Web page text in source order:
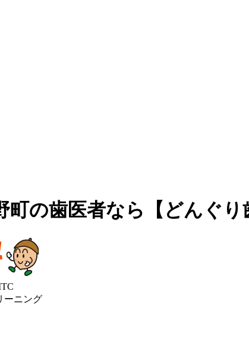
町の歯医者なら【どんぐり
ーニング